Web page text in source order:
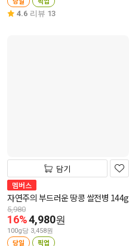
4.6 리뷰 13
담기
멤버스
자연주의 부드러운 땅콩 쌀전병 144g
5,980
16%4,980원
100g당 3,458원
당일 픽업